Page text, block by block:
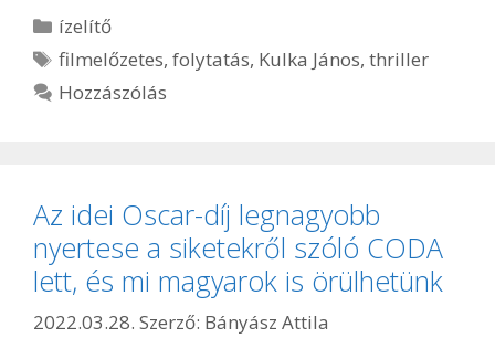
Kategória
ízelítő
Címkék
filmelőzetes,folytatás, Kulka János,thriller
Hozzászólás
Az idei Oscar-díj legnagyobb
nyertese a siketekről szóló CODA
lett, és mi magyarok is örülhetünk
2022.03.28. Szerző: Bányász Attila